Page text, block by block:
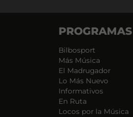
PROGRAMAS
Bilbosport
Más Música
El Madrugador
Lo Más Nuevo
Informativos
En Ruta
Locos por la Música